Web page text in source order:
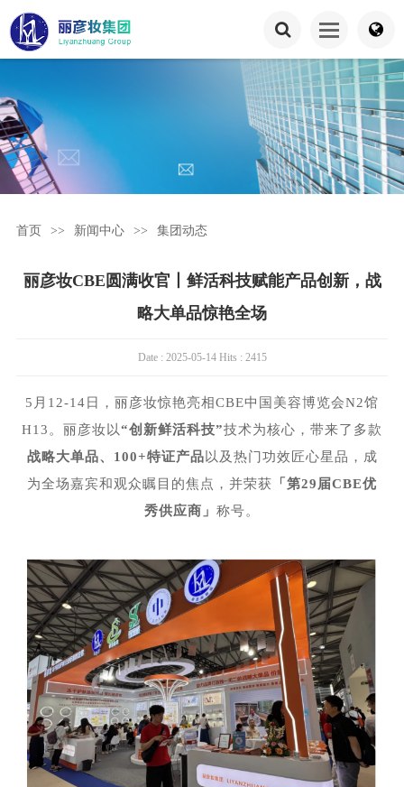
首页 >> 新闻中心 >> 集团动态
丽彦妆CBE圆满收官丨鲜活科技赋能产品创新，战
略大单品惊艳全场
Date : 2025-05-14 Hits : 2415
5月12-14日，丽彦妆惊艳亮相CBE中国美容博览会N2馆
H13。丽彦妆以“创新鲜活科技”技术为核心，带来了多款
战略大单品、100+特证产品 以及热门功效匠心星品，成
为全场嘉宾和观众瞩目的焦点，并荣获 「第29届CBE优
秀供应商」 称号。